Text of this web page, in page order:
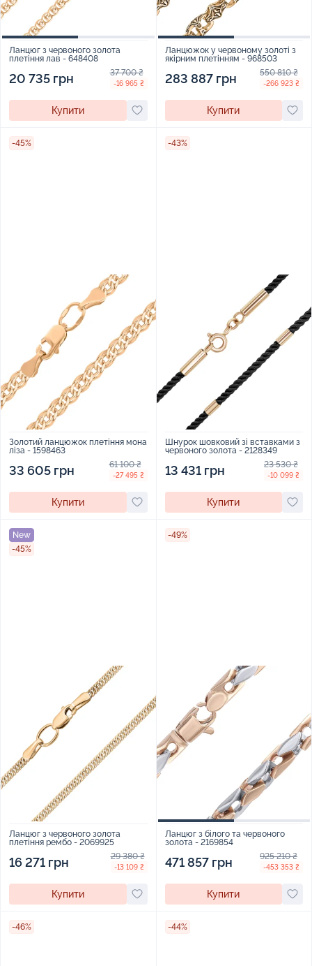
Ланцюг з червоного золота
плетіння лав - 648408
20 735 грн 37 700 ₴
-16 965 ₴
Купити
Ланцюжок у червоному золоті з
якірним плетінням - 968503
283 887 грн 550 810 ₴
-266 923 ₴
Купити
-45%
Золотий ланцюжок плетіння мона
ліза - 1598463
33 605 грн 61 100 ₴
-27 495 ₴
Купити
-43%
Шнурок шовковий зі вставками з
червоного золота - 2128349
13 431 грн 23 530 ₴
-10 099 ₴
Купити
New
-45%
Ланцюг з червоного золота
плетіння рембо - 2069925
16 271 грн 29 380 ₴
-13 109 ₴
Купити
-49%
Ланцюг з білого та червоного
золота - 2169854
471 857 грн 925 210 ₴
-453 353 ₴
Купити
-46% -44%